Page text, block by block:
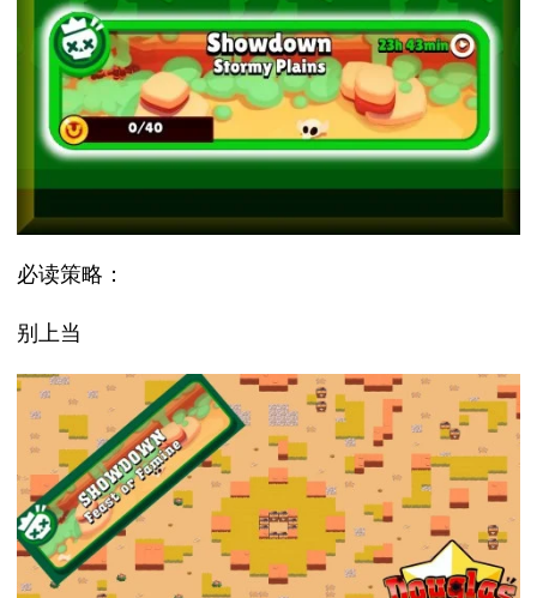
必读策略：
别上当